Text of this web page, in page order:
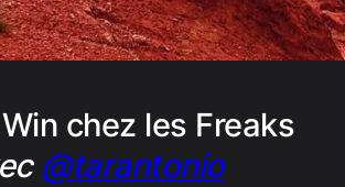
chez les Freaks
@tarantonio